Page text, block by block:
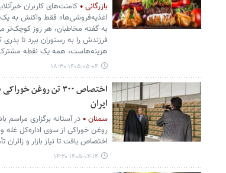
بازرگانی
اغذیه‌فروشی‌ها» فقط واکنش به یک
به گفته مخاطبان، هر روز
فرزندش را به رستوران ببرد تا
هزینه‌هاست، همه یک نقطه مشترک
۱۴۰۵-۰۵-۰۴ ۱۸:۳۰
اختصاص ۳۰۰ تن
ایران
سمنان
روغن خوراکی از سوی اداره‌کل غله
اختصاص یافت تا نیاز بازار و زائران
۱۴۰۵-۰۴-۱۴ ۱۴:۲۰